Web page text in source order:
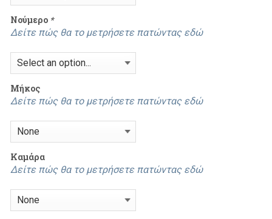
Νούμερο *
Δείτε πώς θα το μετρήσετε πατώντας εδώ
Μήκος
Δείτε πώς θα το μετρήσετε πατώντας εδώ
Καμάρα
Δείτε πώς θα το μετρήσετε πατώντας εδώ